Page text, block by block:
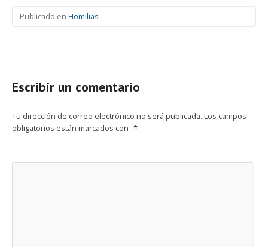
Publicado en Homilias
Escribir un comentario
Tu dirección de correo electrónico no será publicada. Los campos
obligatorios están marcados con *